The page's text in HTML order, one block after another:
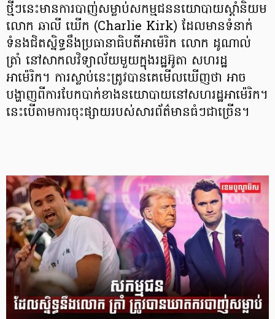
ថ្មីៗនេះមានការបាញ់សម្លាប់សកម្មជននយោបាយស្ដាំនិយម
លោក ឆាលី ឃើក (Charlie Kirk) ដែលមានទំនាក់
ទំនងជិតស្និទ្ធនឹងប្រធានាធិបតីអាម៉េរិក លោក ដូណាល់
ត្រាំ នៅសាកលវិទ្យាល័យមួយក្នុងរដ្ឋអ៊ូតា សហរដ្ឋ
អាម៉េរិក។ ការស្លាប់នេះត្រូវបានគេមើលឃើញថា អាច
បង្ហាញពីការបែកបាក់ខាងនយោបាយនៅសហរដ្ឋអាម៉េរិក។
នេះបើតាមការចុះផ្សាយរបស់សារព័ត៌មានធំៗជាច្រើន។